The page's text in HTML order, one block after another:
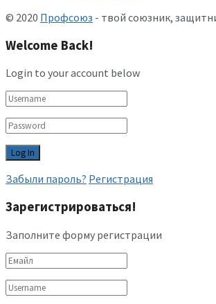
© 2020 Профсоюз - твой союзник,
Welcome Back!
Login to your account below
Забыли пароль? Регистрация
Зарегистрироваться!
Заполните форму регистрации